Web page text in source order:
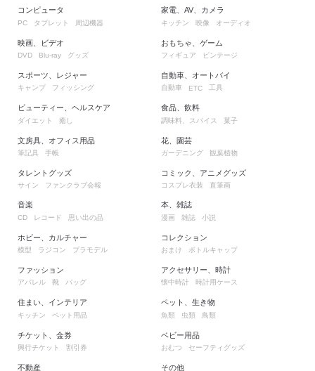
コンピュータ
PC タブレット 周辺機器
映画、ビデオ
DVD Blu-ray グッズ
スポーツ、レジャー
キャンプ フィッシング
ビューティー、ヘルスケア
ダイエット 癒し
文房具、オフィス用品
筆記具 手帳
タレントグッズ
サイン ファンクラブ会報
家電、AV、カメラ
キッチン 映像 オーディオ
おもちゃ、ゲーム
フィギュア ビンテージ
自動車、オートバイ
自動車 ETC 工具
食品、飲料
調味料、スパイス 菓子
花、園芸
ガーデニング 観葉植物
コミック、アニメグッズ
コスプレ衣装 直筆画
音楽
CD レコード 思い出の品
ホビー、カルチャー
模型 ラジコン プラモデル
ファッション
アパレル 靴 バッグ
住まい、インテリア
キッチン ペット用品
チケット、金券
興行チケット 割引券
不動産
本、雑誌
漫画 雑誌 小説
コレクション
おまけ ボトルキャップ
アクセサリー、時計
懐中時計 時計用ケース
ペット、生き物
魚類 虫類 鳥類
ベビー用品
おむつ セーフティグッズ
その他